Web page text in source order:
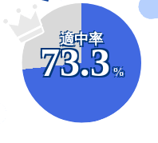
適中率
73.3
%